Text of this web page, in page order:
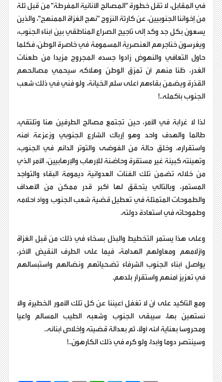
​في المقابل، لا تقل خطورة "المصالح الأنانية المفرطة" من قبل ثلة
من إخواننا الجنوبيين، عن كارثة النزوح "نهج الغزاة الممنهج"، والذين
يسعون بكل جد وكد إلى تأجيج الصراع المناطقي بين أبناء الجنوب،
ويغرسون خناجرهم العنصرية المسمومة في خاصرة الوطن، فكلما
حاول التعافي والنهوض زادوا جسده المجروح مزيدا من طعنات
الغدر، ظنا منهم أن تمزق الوطن وهلاكه سيحمي مصالحهم
القذرة ويضمن بقاءهم أعلى سلم الخيانة، ولو فني في ذلك شعب
الجنوب بأكمله..!
​لذا لا غرابة في الأمر، حين تجتمع مصالح الطرفين هنا وتلتقي،
طالما والهدف واحد وهو إرباك الشارع الجنوبي وزعزعة أمنه
واستقراره، وخلق حالة من الفوضى والتوتر الدائم في الجنوب،
وتهيئته كبيئة غير مستقرة وحاضنة للإرهاب والإرهابيين، الأمر الذي
من خلاله تضمن تلك الفئات العدوانية ديمومة البقاء والتواجد
المستمر، وبالتالي يتحقق لها أكبر قدر ممكن من الأهداف
والطموحات المتمثلة في تعطيل قضية شعب الجنوب ووأد أحلامه
وطموحاته في استعادة دولته.
​وعلى هذا يستمر التخطيط والبذل بسخاء في ذلك من قبل الغزاة
وأزلامهم ومعاولهم الهدامة، فيما على الطرف النقيض الآخر،
يواصل أبناء الجنوب الشرفاء تضحياتهم ونضالهم واستبسالهم
في تعزيز أمنهم واستقرار بلدهم.
​ومع التأكيد على أن لا تغفل أعيننا عن كل تلك الأمور الخطيرة وألا
نستهين بها، سيبقى الجنوب وشعبه الطيب المسالم واعيا
ومحروساً بعناية الله أولاً، ثم بعدالة قضيته وإخلاص أبنائه..
وسينتصر دوما وأبدا، ولو كره في ذلك الكارهون..!